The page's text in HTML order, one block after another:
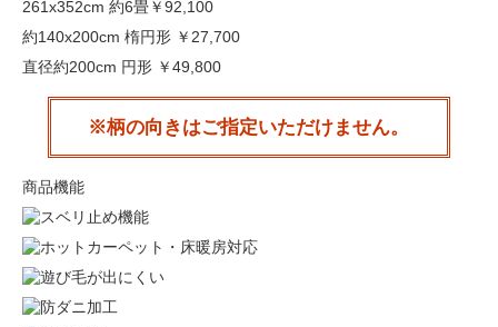
261x352cm 約6畳￥92,100
約140x200cm 楕円形 ￥27,700
直径約200cm 円形 ￥49,800
※柄の向きはご指定いただけません。
商品機能